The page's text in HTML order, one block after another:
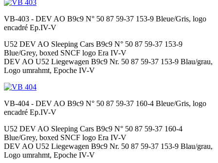
VB-403 - DEV AO B9c9 N° 50 87 59-37 153-9 Bleue/Gris, logo
encadré Ep.IV-V
U52 DEV AO Sleeping Cars B9c9 N° 50 87 59-37 153-9
Blue/Grey, boxed SNCF logo Era IV-V
DEV AO U52 Liegewagen B9c9 Nr. 50 87 59-37 153-9 Blau/grau,
Logo umrahmt, Epoche IV-V
VB-404 - DEV AO B9c9 N° 50 87 59-37 160-4 Bleue/Gris, logo
encadré Ep.IV-V
U52 DEV AO Sleeping Cars B9c9 N° 50 87 59-37 160-4
Blue/Grey, boxed SNCF logo Era IV-V
DEV AO U52 Liegewagen B9c9 Nr. 50 87 59-37 153-9 Blau/grau,
Logo umrahmt, Epoche IV-V